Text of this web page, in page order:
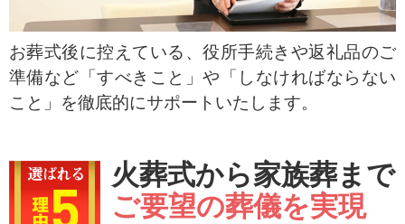
お葬式後に控えている、役所手続きや返礼品のご
準備など「すべきこと」や「しなければならない
こと」を徹底的にサポートいたします。
火葬式から家族葬まで
ご要望の葬儀を実現